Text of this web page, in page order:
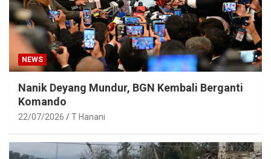
NEWS
Nanik Deyang Mundur, BGN Kembali Berganti
Komando
22/07/2026 T Hanani